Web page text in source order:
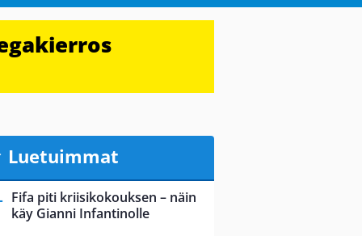
Luetuimmat
Fifa piti kriisikokouksen – näin
käy Gianni Infantinolle